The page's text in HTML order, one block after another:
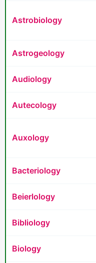
Astrobiology
Astrogeology
Audiology
Autecology
Auxology
Bacteriology
Beierlology
Bibliology
Biology